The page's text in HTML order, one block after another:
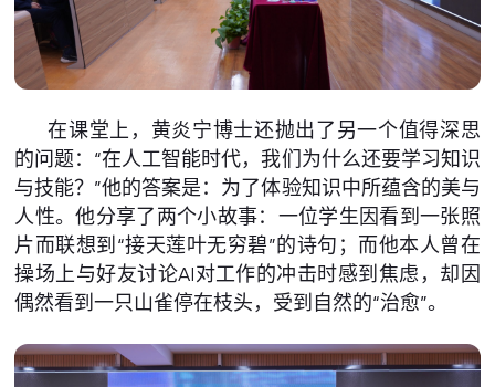
在课堂上，黄炎宁博士还抛出了另一个值得深思
的问题：“在人工智能时代，我们为什么还要学习知识
与技能？”他的答案是：为了体验知识中所蕴含的美与
人性。他分享了两个小故事：一位学生因看到一张照
片而联想到“接天莲叶无穷碧”的诗句；而他本人曾在
操场上与好友讨论AI对工作的冲击时感到焦虑，却因
偶然看到一只山雀停在枝头，受到自然的“治愈”。